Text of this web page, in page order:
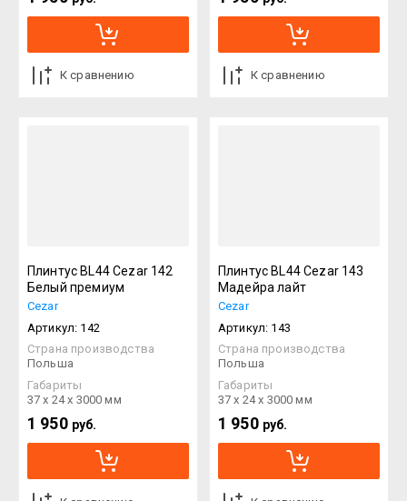
К сравнению К сравнению
Плинтус BL44 Cezar 142
Белый премиум
Cezar
Артикул: 142
Страна производства
Польша
Габариты
37 х 24 х 3000 мм
1 950 руб.
Плинтус BL44 Cezar 143
Мадейра лайт
Cezar
Артикул: 143
Страна производства
Польша
Габариты
37 х 24 х 3000 мм
1 950 руб.